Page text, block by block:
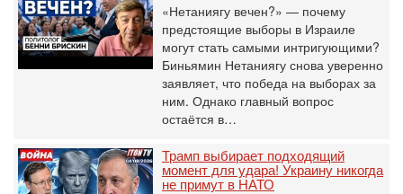
«Нетаниягу вечен?» — почему
предстоящие выборы в Израиле
могут стать самыми интригующими?
Биньямин Нетаниягу снова уверенно
заявляет, что победа на выборах за
ним. Однако главный вопрос
остаётся в…
Трамп выбирает подходящий
момент для удара! Украину никогда
не примут в НАТО